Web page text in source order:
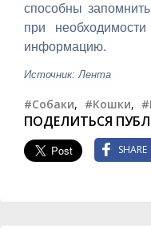
способны
при
информацию.
Источник: Лента
#Собаки, #Кошки,
ПОДЕЛИТЬСЯ
SHARE